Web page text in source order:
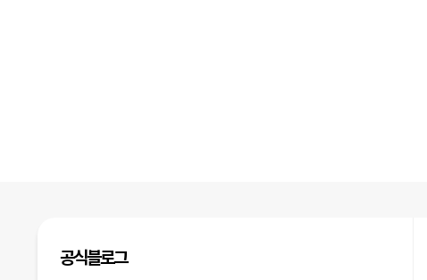
공식블로그